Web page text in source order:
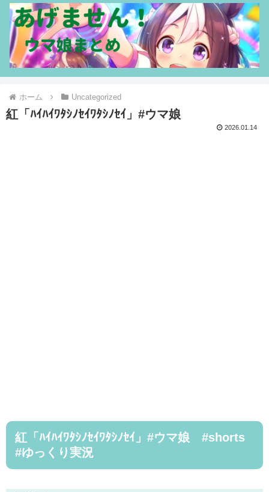
ホーム Uncategorized
紅「ﾊｲﾊｲﾜﾀｼﾉｾｲﾜﾀｼﾉｾｲ」#ウマ娘
2026.01.14
紅「ﾊｲﾊｲﾜﾀｼﾉｾｲﾜﾀｼﾉｾｲ」#ウマ娘 #shorts
#ゆっくり実況